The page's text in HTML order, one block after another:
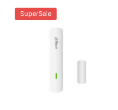
SuperSale